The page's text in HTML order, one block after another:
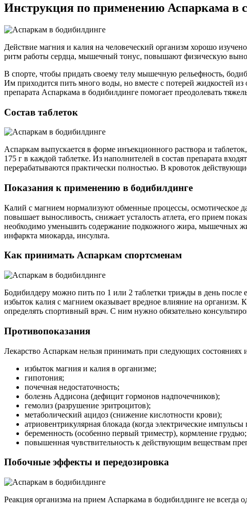
Инструкция по применению Аспаркама в
Действие магния и калия на человеческий организм хорошо
ритм работы сердца, мышечный тонус, повышают физическую
В спорте, чтобы придать своему телу мышечную рельефность,
Им приходится пить много воды, но вместе с потерей жидкостей
препарата Аспаркама в бодибилдинге помогает преодолевать
Состав таблеток
Аспаркам выпускается в форме инъекционного раствора и
175 г в каждой таблетке. Из наполнителей в состав препарата
перерабатываются практически полностью. В кровоток
Показания к применению в бодибилдинге
Калий с магнием нормализуют обменные процессы, осмотическое
повышает выносливость, снижает усталость атлета, его прием
необходимо уменьшить содержание подкожного жира, мышечных
инфаркта миокарда, инсульта.
Как принимать Аспаркам спортсменам
Бодибилдеру можно пить по 1 или 2 таблетки трижды в день после
избыток калия с магнием оказывает вредное влияние на
определять спортивный врач. С ним нужно обязательно
Противопоказания
Лекарство Аспаркам нельзя принимать при следующих состояниях
избыток магния и калия в организме;
гипотония;
почечная недостаточность;
болезнь Аддисона (дефицит гормонов надпочечников);
гемолиз (разрушение эритроцитов);
метаболический ацидоз (снижение кислотности крови);
атриовентрикулярная блокада (когда электрические
беременность (особенно первый триместр), кормление грудью;
повышенная чувствительность к действующим веществам
Побочные эффекты и передозировка
Реакция организма на прием Аспаркама в бодибилдинге не всегда